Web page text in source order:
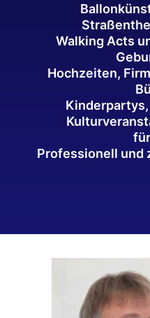
Walking Acts
Hochzeiten,
Professionell und